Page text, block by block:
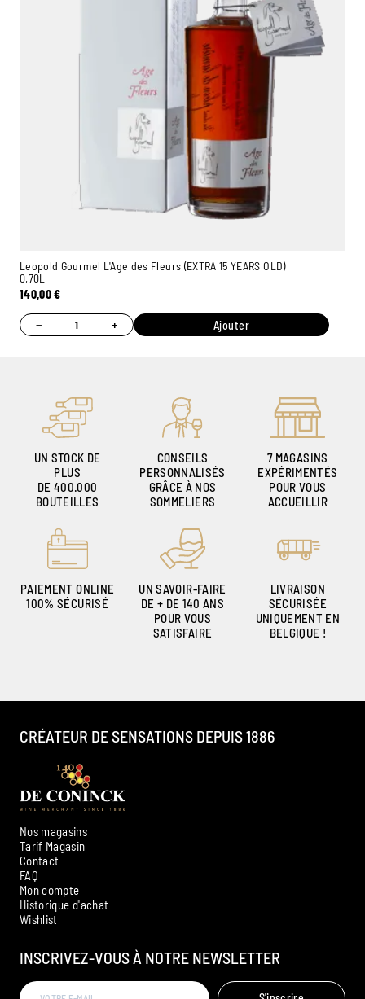
Leopold Gourmel L'Age des Fleurs (EXTRA 15 YEARS OLD)
0,70L
140,00€
− + Ajouter
UN STOCK DE
PLUS
DE 400.000
BOUTEILLES
CONSEILS
PERSONNALISÉS
GRÂCE À NOS
SOMMELIERS
7 MAGASINS
EXPÉRIMENTÉS
POUR VOUS
ACCUEILLIR
PAIEMENT ONLINE
100% SÉCURISÉ
UN SAVOIR-FAIRE
DE + DE 140 ANS
POUR VOUS
SATISFAIRE
LIVRAISON
SÉCURISÉE
UNIQUEMENT EN
BELGIQUE !
Nos magasins
Tarif Magasin
Contact
FAQ
Mon compte
Historique d'achat
Wishlist
INSCRIVEZ-VOUS À NOTRE NEWSLETTER
CRÉATEUR DE SENSATIONS DEPUIS 1886